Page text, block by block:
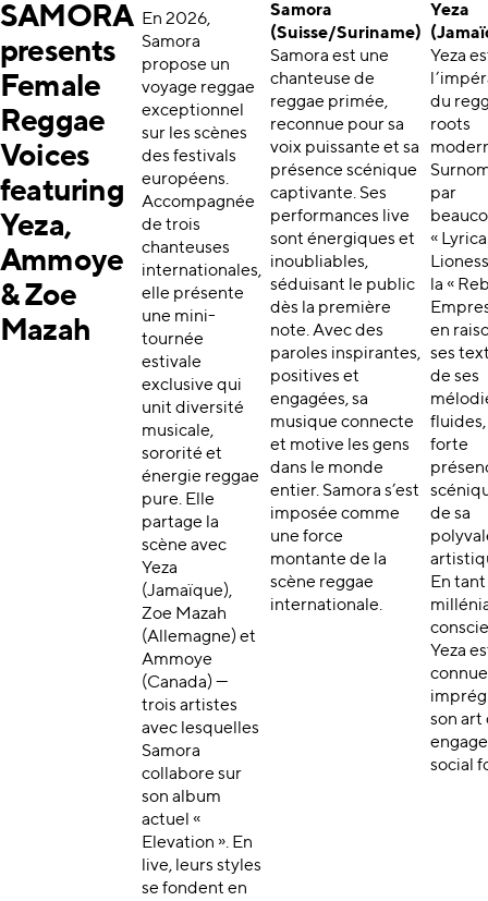
SAMORA
presents
Female
Reggae
Voices
featuring
Yeza,
Ammoye
& Zoe
Mazah
En 2026,
Samora
propose un
voyage reggae
exceptionnel
sur les scènes
des festivals
européens.
Accompagnée
de trois
chanteuses
internationales,
elle présente
une mini-
tournée
estivale
exclusive qui
unit diversité
musicale,
sororité et
énergie reggae
pure. Elle
partage la
scène avec
Yeza
(Jamaïque),
Zoe Mazah
(Allemagne) et
Ammoye
(Canada) —
trois artistes
avec lesquelles
Samora
collabore sur
son album
actuel «
Elevation ». En
live, leurs styles
se fondent en
Samora
(Suisse/Suriname)
Samora est une
chanteuse de
reggae primée,
reconnue pour sa
voix puissante et sa
présence scénique
captivante. Ses
performances live
sont énergiques et
inoubliables,
séduisant le public
dès la première
note. Avec des
paroles inspirantes,
positives et
engagées, sa
musique connecte
et motive les gens
dans le monde
entier. Samora s’est
imposée comme
une force
montante de la
scène reggae
internationale.
Yeza
Yeza
du
roots
par
«
la «
en
ses
de ses
fluides,
forte
de sa
En
Yeza
son art
social